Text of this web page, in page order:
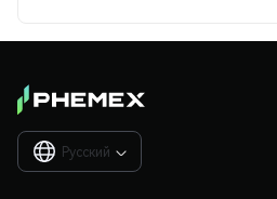
Русский 